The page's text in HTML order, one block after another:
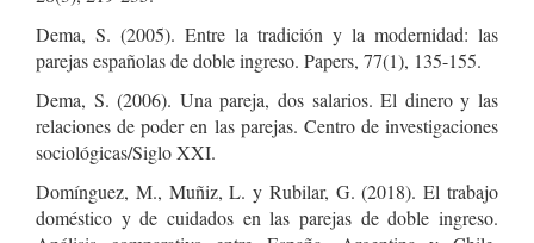
Dema, S. (2005). Entre la tradición y la modernidad: las
parejas españolas de doble ingreso. Papers, 77(1), 135-155.
Dema, S. (2006). Una pareja, dos salarios. El dinero y las
relaciones de poder en las parejas. Centro de investigaciones
sociológicas/Siglo XXI.
Domínguez, M., Muñiz, L. y Rubilar, G. (2018). El trabajo
doméstico y de cuidados en las parejas de doble ingreso.